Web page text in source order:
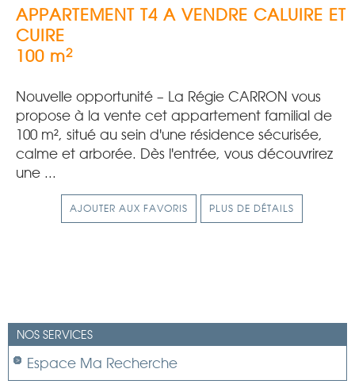
APPARTEMENT T4 A VENDRE CALUIRE ET
CUIRE
100 m2
Nouvelle opportunité – La Régie CARRON vous
propose à la vente cet appartement familial de
100 m², situé au sein d'une résidence sécurisée,
calme et arborée. Dès l'entrée, vous découvrirez
une ...
AJOUTER AUX FAVORIS PLUS DE DÉTAILS
NOS SERVICES
Espace Ma Recherche